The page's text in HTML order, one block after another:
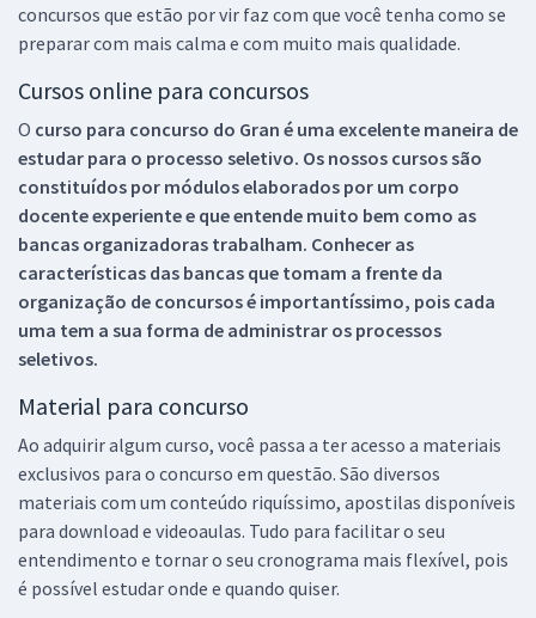
concursos que estão por vir faz com que você tenha como se
preparar com mais calma e com muito mais qualidade.
Cursos online para concursos
O curso para concurso do Gran é uma excelente maneira de
estudar para o processo seletivo. Os nossos cursos são
constituídos por módulos elaborados por um corpo
docente experiente e que entende muito bem como as
bancas organizadoras trabalham. Conhecer as
características das bancas que tomam a frente da
organização de concursos é importantíssimo, pois cada
uma tem a sua forma de administrar os processos
seletivos.
Material para concurso
Ao adquirir algum curso, você passa a ter acesso a materiais
exclusivos para o concurso em questão. São diversos
materiais com um conteúdo riquíssimo, apostilas disponíveis
para download e videoaulas. Tudo para facilitar o seu
entendimento e tornar o seu cronograma mais flexível, pois
é possível estudar onde e quando quiser.